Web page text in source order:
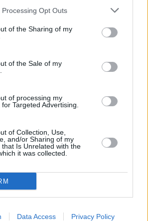
Opt Outs
of the Sharing of my
of the Sale of my
of processing my
Targeted Advertising.
of Collection, Use,
and/or Sharing of my
that Is Unrelated with the
it was collected.
Data Access Privacy Policy